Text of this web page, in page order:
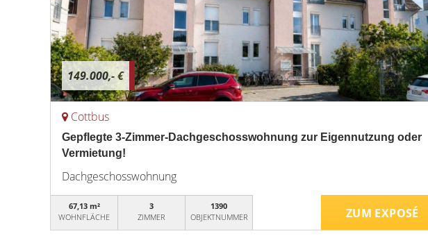
149.000,- €
Cottbus
Gepflegte 3-Zimmer-Dachgeschosswohnung zur Eigennutzung oder
Vermietung!
Dachgeschosswohnung
67,13 m²
WOHNFLÄCHE
3
ZIMMER
1390
OBJEKTNUMMER
ZUM EXPOSÉ